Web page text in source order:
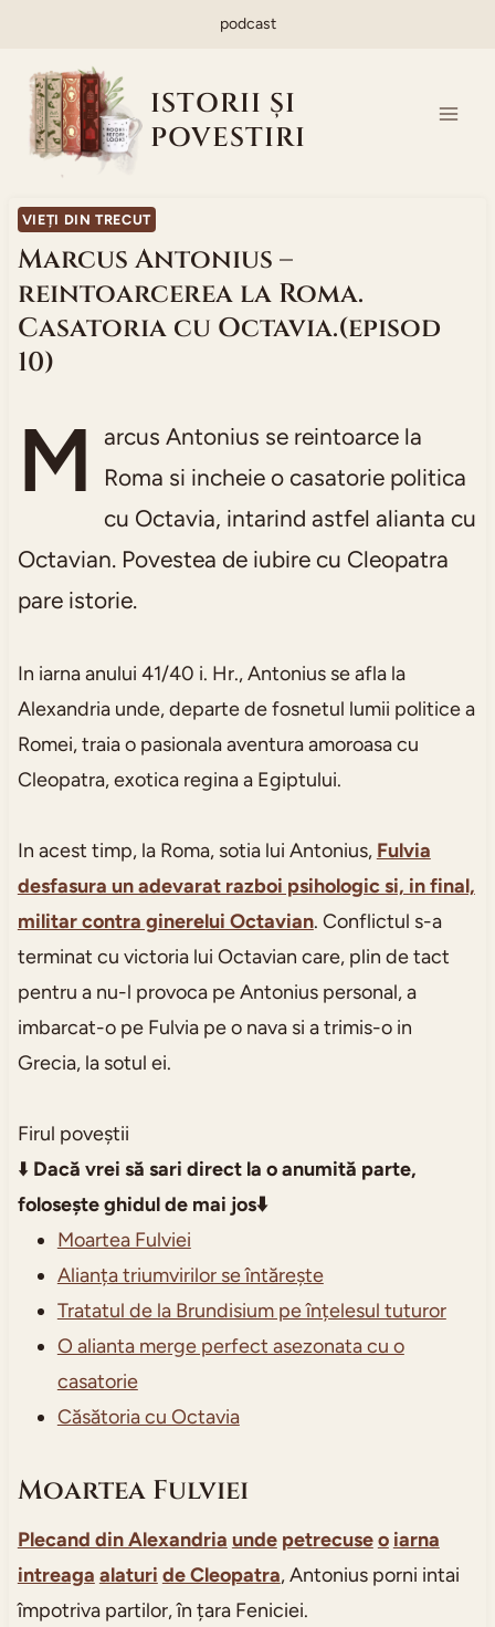
content
podcast
ISTORII ȘI
POVESTIRI
VIEȚI DIN TRECUT
Marcus Antonius –
reintoarcerea la Roma.
Casatoria cu Octavia.(episod
10)
M
arcus Antonius se reintoarce la
Roma si incheie o casatorie politica
cu Octavia, intarind astfel alianta cu
Octavian. Povestea de iubire cu Cleopatra
pare istorie.
In iarna anului 41/40 i. Hr., Antonius se afla la
Alexandria unde, departe de fosnetul lumii politice a
Romei, traia o pasionala aventura amoroasa cu
Cleopatra, exotica regina a Egiptului.
In acest timp, la Roma, sotia lui Antonius, Fulvia
desfasura un adevarat razboi psihologic si, in final,
militar contra ginerelui Octavian. Conflictul s-a
terminat cu victoria lui Octavian care, plin de tact
pentru a nu-l provoca pe Antonius personal, a
imbarcat-o pe Fulvia pe o nava si a trimis-o in
Grecia, la sotul ei.
Firul poveștii
⬇️ Dacă vrei să sari direct la o anumită parte,
folosește ghidul de mai jos⬇️
Moartea Fulviei
Alianța triumvirilor se întărește
Tratatul de la Brundisium pe înțelesul tuturor
O alianta merge perfect asezonata cu o
casatorie
Căsătoria cu Octavia
Moartea Fulviei
Plecand din Alexandria unde petrecuseo iarna
intreaga alaturi de Cleopatra, Antonius porni intai
împotriva partilor, în țara Feniciei.